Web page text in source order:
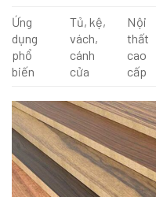
Ứng
dụng
phổ
biến
Tủ, kệ,
vách,
cánh
cửa
Nội
thất
cao
cấp